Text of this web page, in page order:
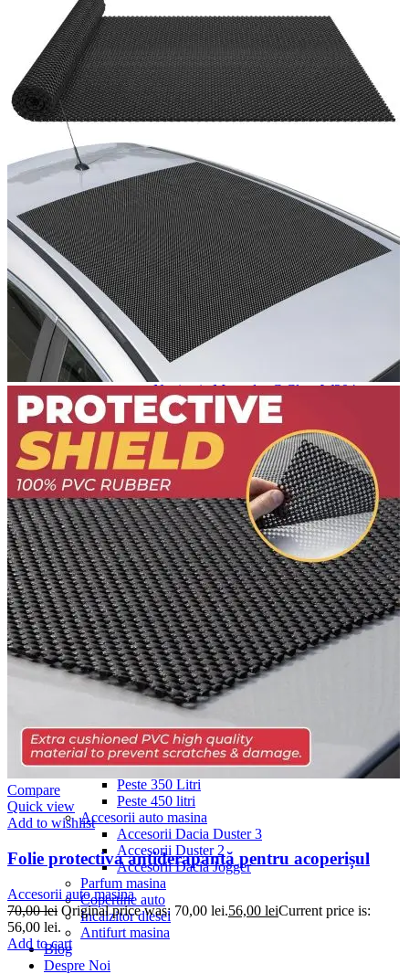
Navigatie Duster 2019
Audi
Navigatie Audi A3 8p
Navigatie Audi A4
Navigatie Audi A4 B6
Navigatie Audi A4 B7
Navigatie Audi A4 B8
Navigatie Audi A5
Navigatie Audi A6 C5
Navigatie Audi A6 C6
Navigatie Audi A6 C7
Navigatie Audi Q5
Ford
Navigație Ford Fiesta
Navigație Ford Focus 1
Navigație Ford Focus 2
Navigație Ford Focus MK3
Navigație Ford Mondeo MK3
Navigație Ford Mondeo MK4
Navigație Ford Transit
Mercedes
Navigație Mercedes C Class W203
Navigație Mercedes C Class W204
Navigație Mercedes W203
Navigație Mercedes W204
Navigație Mercedes W211
Navigație Mercedes Sprinter
Passat
Navigație Passat B5
Navigație Passat B5 5
Navigație Passat B6
Navigație Passat B7
Navigație Passat B8
Navigație Passat CC
Skoda
Navigație Skoda Fabia 1
Navigație Skoda Fabia 2
Navigație Skoda Octavia 1
Navigație Skoda Octavia 2
Navigație Skoda Octavia 3
Navigație Skoda Rapid
Navigație Skoda Superb 1
Navigație Skoda Superb 2
Navigație Toyota Avensis T25
Portbagaj Plafon Auto
Sub 350 Litri
Peste 350 Litri
Peste 450 litri
Accesorii auto masina
Accesorii Dacia Duster 3
Accesorii Duster 2
Accesorii Dacia Jogger
Parfum masina
Copertine auto
Incalzitor diesel
Antifurt masina
Blog
Despre Noi
Compare
Quick view
Add to wishlist
Folie protectiva antiderapantă pentru acoperișul
Accesorii auto masina
70,00lei Original price was: 70,00 lei.56,00 leiCurrent price is:
56,00 lei.
Add to cart